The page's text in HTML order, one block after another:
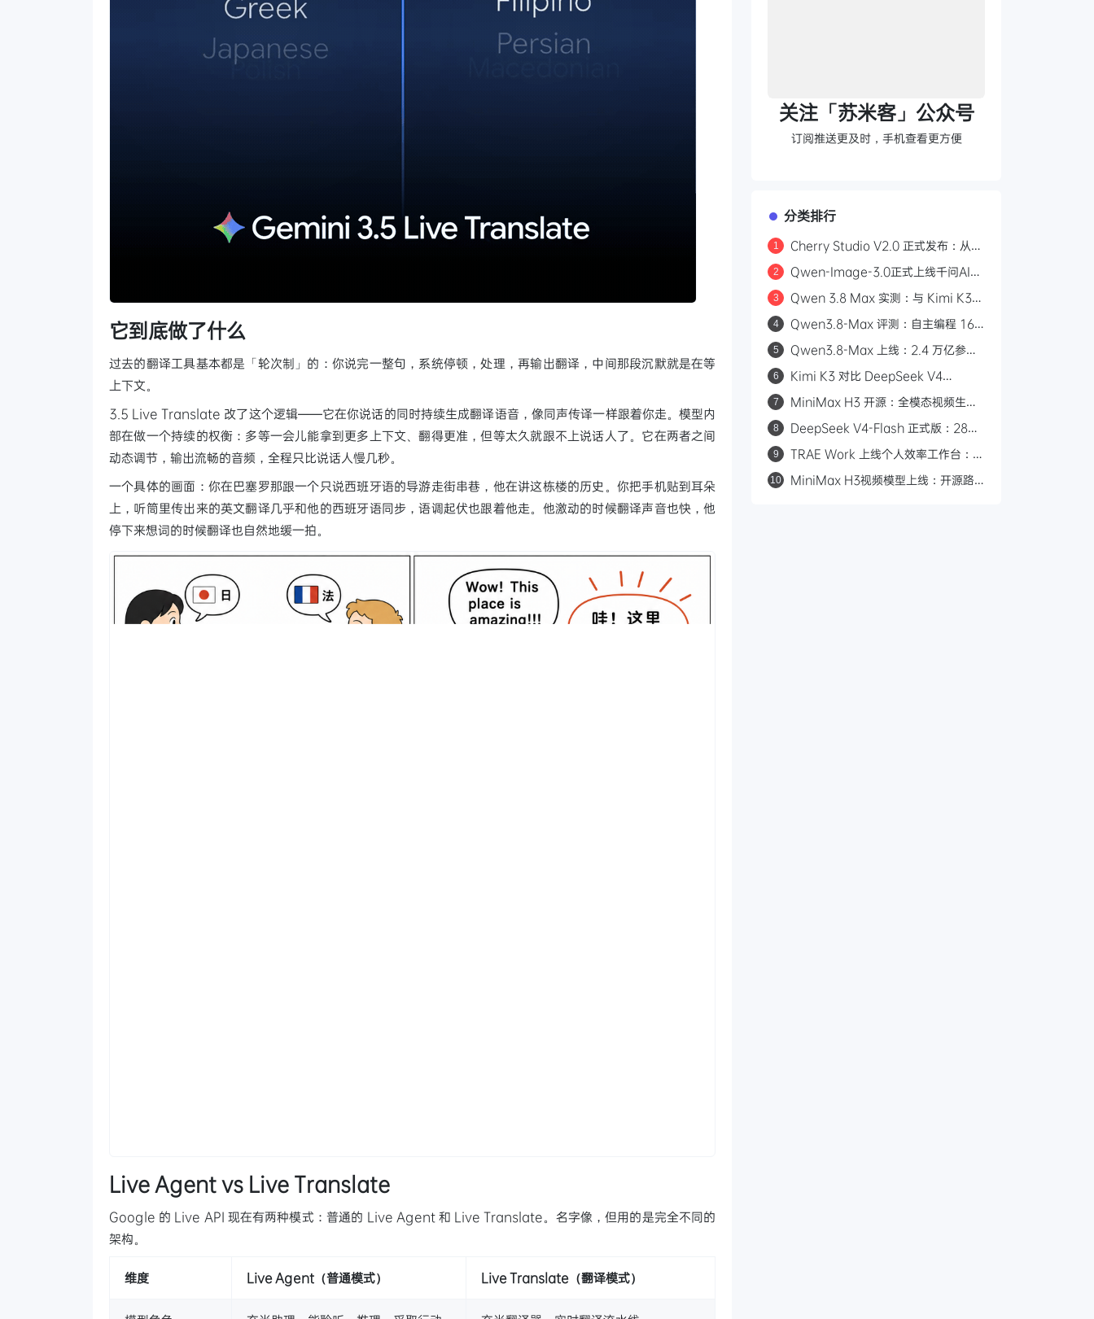
它到底做了什么
过去的翻译工具基本都是「轮次制」的：你说完一整句，系统停顿，处理，再输出翻译，中间那段沉默就是在等
上下文。
3.5 Live Translate 改了这个逻辑——它在你说话的同时持续生成翻译语音，像同声传译一样跟着你走。模型内
部在做一个持续的权衡：多等一会儿能拿到更多上下文、翻得更准，但等太久就跟不上说话人了。它在两者之间
动态调节，输出流畅的音频，全程只比说话人慢几秒。
一个具体的画面：你在巴塞罗那跟一个只说西班牙语的导游走街串巷，他在讲这栋楼的历史。你把手机贴到耳朵
上，听筒里传出来的英文翻译几乎和他的西班牙语同步，语调起伏也跟着他走。他激动的时候翻译声音也快，他
停下来想词的时候翻译也自然地缓一拍。
Live Agent vs Live Translate
Google 的 Live API 现在有两种模式：普通的 Live Agent 和 Live Translate。名字像，但用的是完全不同的
架构。
维度 Live Agent（普通模式） Live Translate（翻译模式）
关注「苏米客」公众号
订阅推送更及时，手机查看更方便
分类排行
1
Cherry Studio V2.0 正式发布：从
能工作站
2
Qwen-Image-3.0正式上线千问AI平
4.5k token复杂版面一次生成
3
Qwen 3.8 Max 实测：与 Kimi K3
4
Qwen3.8-Max 评测：自主编程 16
5
Qwen3.8-Max 上线：2.4 万亿参
AI 平台
6
Kimi K3 对比 DeepSeek V4
路线之争
7
MiniMax H3 开源：全模态视频生成
8
DeepSeek V4-Flash 正式版：284B
Claude Opus 4.8
9
TRAE Work 上线个人效率工作台：一
10
MiniMax H3视频模型上线：开源路